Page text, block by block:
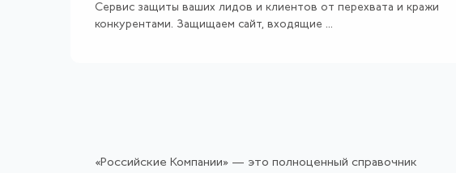
Сервис защиты ваших лидов и клиентов от перехвата и кражи
конкурентами. Защищаем сайт, входящие ...
«Российские Компании» — это полноценный справочник